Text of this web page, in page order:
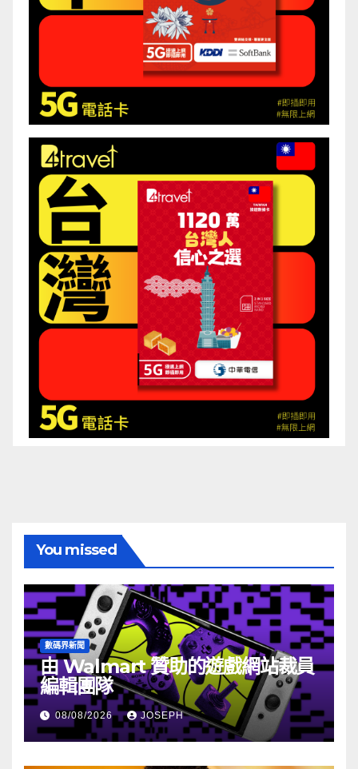
You missed
數碼界新聞
由 Walmart 贊助的遊戲網站裁員
編輯團隊
08/08/2026 JOSEPH